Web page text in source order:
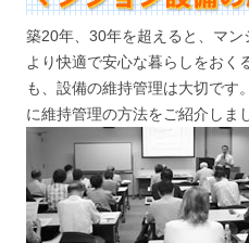
築20年、30年を超えると、マ
より快適で安心な暮らしをおく
も、設備の維持管理は大切です
に維持管理の方法をご紹介しま